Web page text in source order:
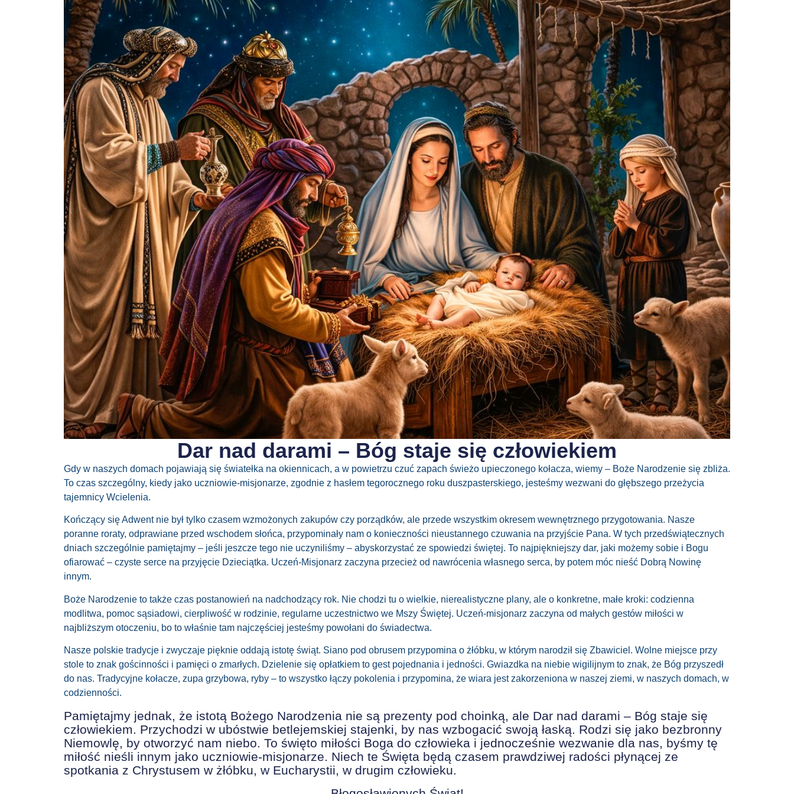
Dar nad darami – Bóg staje się człowiekiem
Gdy w naszych domach pojawiają się światełka na okiennicach, a w powietrzu czuć zapach świeżo upieczonego kołacza, wiemy – Boże Narodzenie się zbliża.
To czas szczególny, kiedy jako uczniowie-misjonarze, zgodnie z hasłem tegorocznego roku duszpasterskiego, jesteśmy wezwani do głębszego przeżycia
tajemnicy Wcielenia.
Kończący sięAdwent nie był tylko czasem wzmożonych zakupów czyporządków, ale przede wszystkim okresemwewnętrznego przygotowania. Nasze
poranne roraty, odprawiane przed wschodem słońca, przypominałynam o konieczności nieustannego czuwaniana przyjście Pana. W tych przedświątecznych
dniach szczególnie pamiętajmy – jeśli jeszcze tego nie uczyniliśmy – abyskorzystaćze spowiedzi świętej. To najpiękniejszy dar, jaki możemy sobie i Bogu
ofiarować – czyste serce na przyjęcie Dzieciątka. Uczeń-Misjonarz zaczyna przecież od nawrócenia własnego serca, by potem móc nieść Dobrą Nowinę
innym.
Boże Narodzenie to także czas postanowień na nadchodzący rok. Nie chodzi tu o wielkie, nierealistyczne plany, ale o konkretne, małe kroki: codzienna
modlitwa, pomoc sąsiadowi, cierpliwość w rodzinie, regularne uczestnictwo we Mszy Świętej. Uczeń-misjonarz zaczyna od małych gestów miłości w
najbliższym otoczeniu, bo to właśnie tam najczęściej jesteśmy powołani do świadectwa.
Nasze polskie tradycje i zwyczaje pięknie oddają istotę świąt. Siano pod obrusem przypomina o żłóbku, w którym narodził się Zbawiciel. Wolne miejsce przy
stole to znak gościnności i pamięci o zmarłych. Dzielenie się opłatkiem to gest pojednania i jedności. Gwiazdka na niebie wigilijnym to znak, że Bóg przyszedł
do nas. Tradycyjne kołacze, zupa grzybowa, ryby – to wszystko łączy pokolenia i przypomina, że wiara jest zakorzeniona w naszej ziemi, w naszych domach, w
codzienności.
Pamiętajmy jednak, że istotą Bożego Narodzenia nie są prezenty pod choinką, ale Dar nad darami – Bóg staje się
człowiekiem. Przychodzi w ubóstwie betlejemskiej stajenki, by nas wzbogacić swoją łaską. Rodzi się jako bezbronny
Niemowlę, by otworzyć nam niebo. To święto miłości Boga do człowieka i jednocześnie wezwanie dla nas, byśmy tę
miłość nieśli innym jako uczniowie-misjonarze. Niech te Święta będą czasem prawdziwej radości płynącej ze
spotkania z Chrystusem w żłóbku, w Eucharystii, w drugim człowieku.